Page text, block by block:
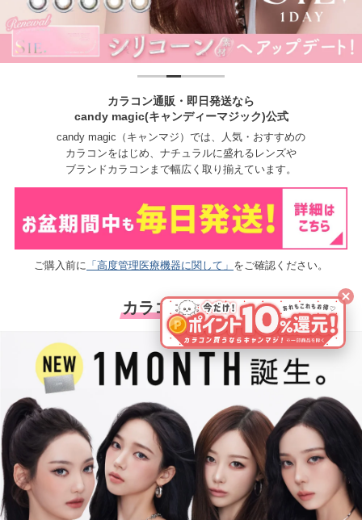
カラコン通販・即日発送なら
candy magic(キャンディーマジック)公式
candy magic（キャンマジ）では、人気・おすすめの
カラコンをはじめ、ナチュラルに盛れるレンズや
ブランドカラコンまで幅広く取り揃えています。
ご購入前に 「高度管理医療機器に関して」 をご確認ください。
カラコン 新商品